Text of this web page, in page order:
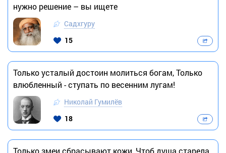
нужно решение – вы ищете
Садхгуру
15
Только усталый достоин молиться богам, Только
влюбленный - ступать по весенним лугам!
Николай Гумилёв
18
Только змеи сбрасывают кожи, Чтоб душа старела